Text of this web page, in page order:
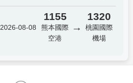
2026-08-08
1155
熊本國際
空港
→
1320
桃園國際
機場